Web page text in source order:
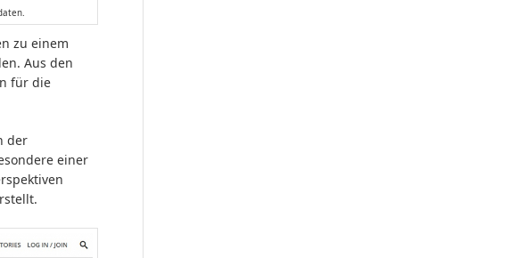
zu einem
Aus den
für die
der
einer